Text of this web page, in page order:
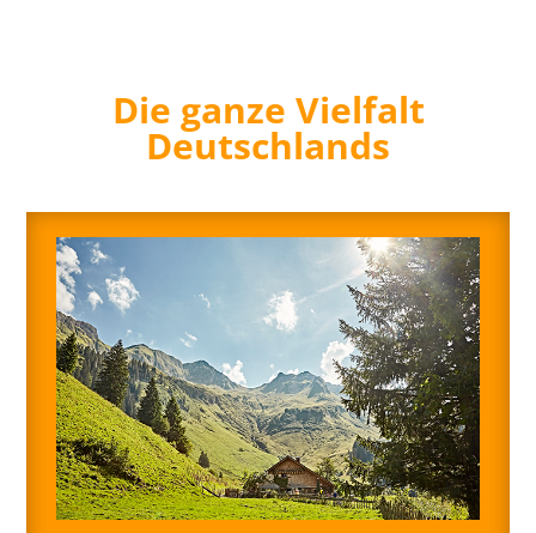
Die ganze Vielfalt
Deutschlands